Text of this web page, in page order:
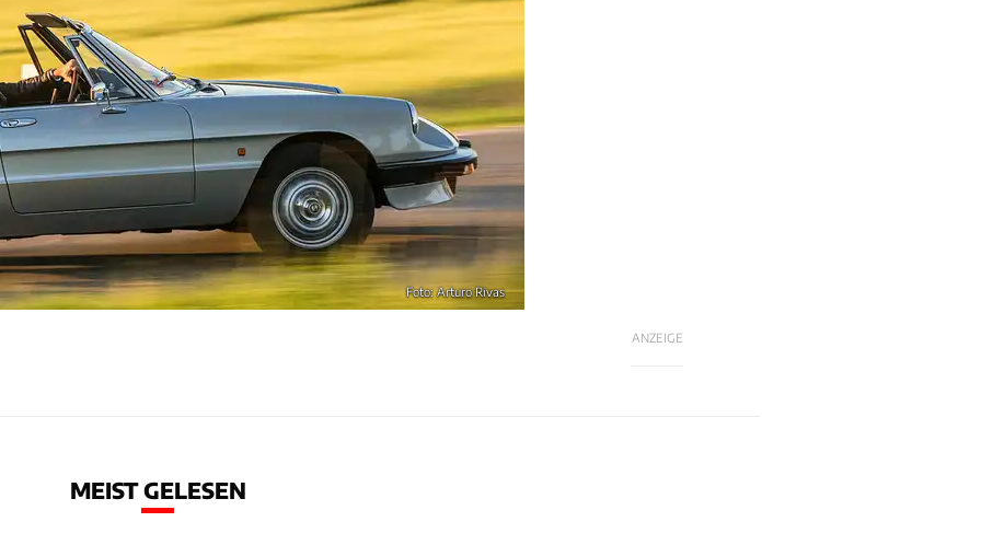
Foto: Arturo Rivas
ANZEIGE
MEIST GELESEN